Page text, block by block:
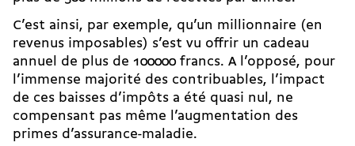
C’est ainsi, par exemple, qu’un millionnaire (en
revenus imposables) s’est vu offrir un cadeau
annuel de plus de 100000 francs. A l’opposé, pour
l’immense majorité des contribuables, l’impact
de ces baisses d’impôts a été quasi nul, ne
compensant pas même l’augmentation des
primes d’assurance-maladie.